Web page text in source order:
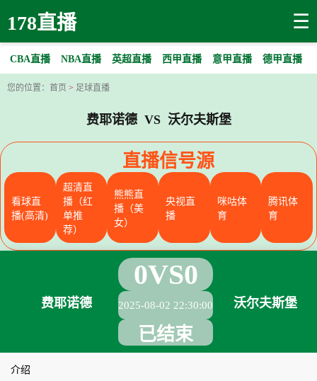
178直播 ☰
CBA直播 NBA直播 英超直播 西甲直播 意甲直播 德甲直播
您的位置： 首页 > 足球直播
费耶诺德 VS 沃尔夫斯堡
直播信号源
看球直
播(高清)
超清直
播（红
单推
荐）
熊熊直
播（美
女）
央视直
播
咪咕体
育
腾讯体
育
费耶诺德
0VS0
2025-08-02 22:30:00
已结束
沃尔夫斯堡
介绍